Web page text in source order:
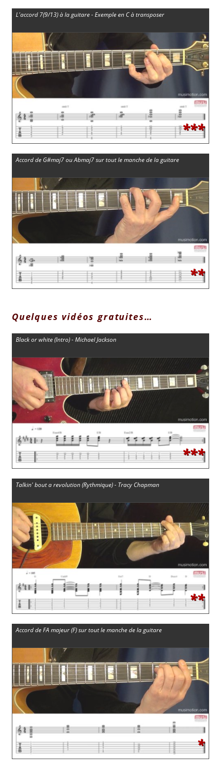
L'accord 7(9/13) à la guitare - Exemple en C à transposer
***
Accord de G#maj7 ou Abmaj7 sur tout le manche de la guitare
**
Quelques vidéos gratuites…
Black or white (Intro) - Michael Jackson
***
Talkin' bout a revolution (Rythmique) - Tracy Chapman
**
Accord de FA majeur (F) sur tout le manche de la guitare
*